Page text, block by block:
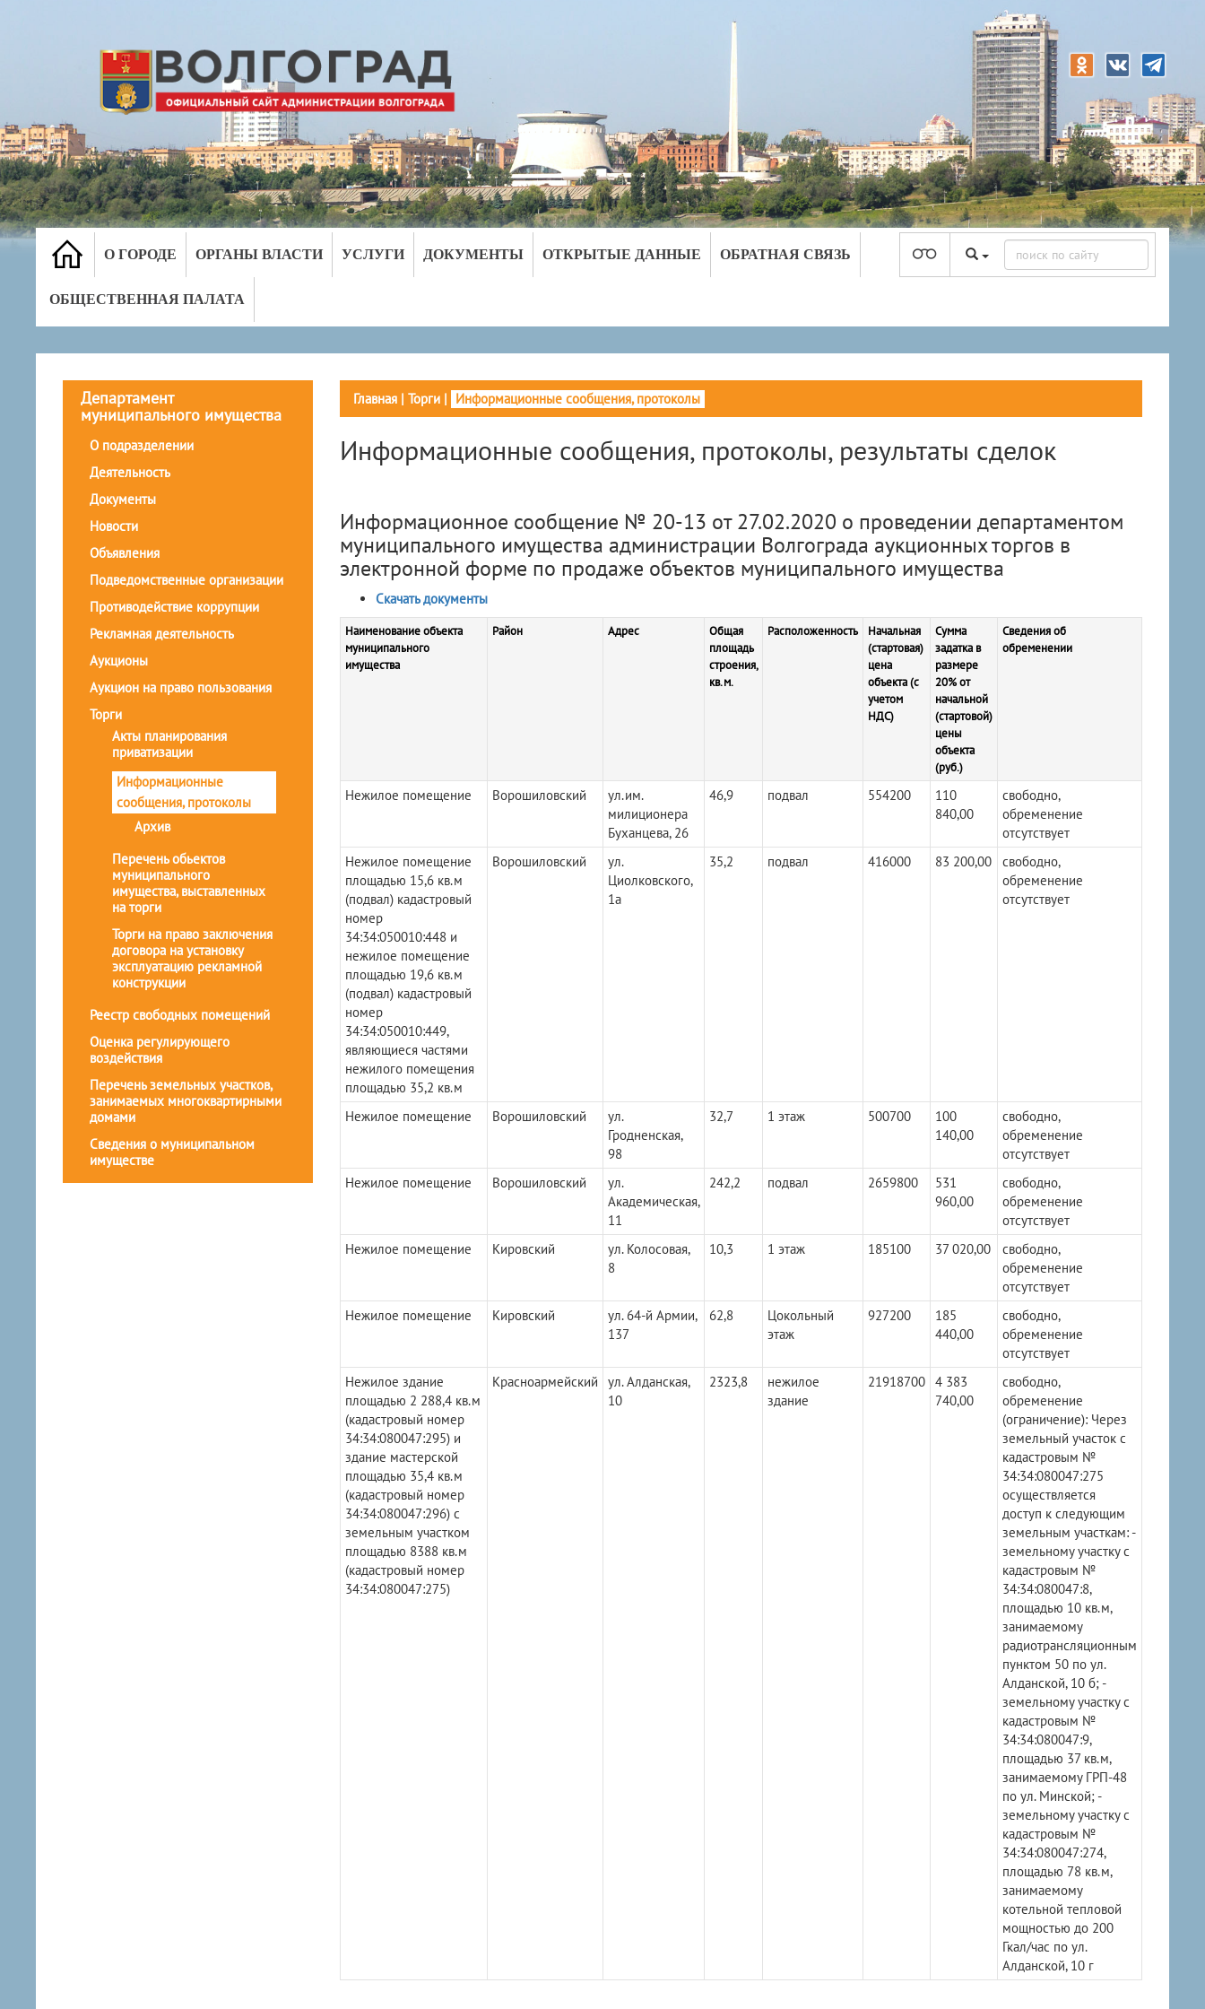
О ГОРОДЕ ОРГАНЫ ВЛАСТИ УСЛУГИ ДОКУМЕНТЫ ОТКРЫТЫЕ ДАННЫЕ ОБРАТНАЯ СВЯЗЬ
ОБЩЕСТВЕННАЯ ПАЛАТА
Департамент
муниципального имущества
О подразделении
Деятельность
Документы
Новости
Объявления
Подведомственные организации
Противодействие коррупции
Рекламная деятельность
Аукционы
Аукцион на право пользования
Торги
Акты планирования
приватизации
Информационные
сообщения, протоколы
Архив
Перечень обьектов
муниципального
имущества, выставленных
на торги
Торги на право заключения
договора на установку
эксплуатацию рекламной
конструкции
Реестр свободных помещений
Оценка регулирующего
воздействия
Перечень земельных участков,
занимаемых многоквартирными
домами
Сведения о муниципальном
имуществе
Главная| Торги| Информационные сообщения, протоколы
Информационные сообщения, протоколы, результаты сделок
Информационное сообщение № 20-13 от 27.02.2020 о проведении департаментом
муниципального имущества администрации Волгограда аукционных торгов в
электронной форме по продаже объектов муниципального имущества
Скачать документы
Наименование объекта
муниципального
имущества
Район Адрес
Общая
площадь
строения,
кв.м.
Расположенность
Начальная
(стартовая)
цена
объекта (с
учетом
НДС)
Сумма
задатка в
размере
20% от
начальной
(стартовой)
цены
объекта
(руб.)
Сведения об
обременении
Нежилое помещение Ворошиловский
ул.им.
милиционера
Буханцева, 26
46,9 подвал 554200
110
840,00
свободно,
обременение
отсутствует
Нежилое помещение
площадью 15,6 кв.м
(подвал) кадастровый
номер
34:34:050010:448 и
нежилое помещение
площадью 19,6 кв.м
(подвал) кадастровый
номер
34:34:050010:449,
являющиеся частями
нежилого помещения
площадью 35,2 кв.м
Ворошиловский
ул.
Циолковского,
1а
35,2 подвал 416000 83 200,00
свободно,
обременение
отсутствует
Нежилое помещение Ворошиловский
ул.
Гродненская,
98
32,7 1 этаж 500700
100
140,00
свободно,
обременение
отсутствует
Нежилое помещение
Ворошиловский
ул.
Академическая,
11
242,2 подвал 2659800
531
960,00
свободно,
обременение
отсутствует
Нежилое помещение
Кировский
ул. Колосовая,
8
10,3 1 этаж 185100 37 020,00
свободно,
обременение
отсутствует
Нежилое помещение
Кировский
ул. 64-й Армии,
137
62,8
Цокольный
этаж
927200
185
440,00
свободно,
обременение
отсутствует
Нежилое здание
площадью 2 288,4 кв.м
(кадастровый номер
34:34:080047:295) и
здание мастерской
площадью 35,4 кв.м
(кадастровый номер
34:34:080047:296) с
земельным участком
площадью 8388 кв.м
(кадастровый номер
34:34:080047:275)
Красноармейский
ул. Алданская,
10
2323,8
нежилое
здание
21918700
4 383
740,00
свободно,
обременение
(ограничение): Через
земельный участок с
кадастровым №
34:34:080047:275
осуществляется
доступ к следующим
земельным участкам: -
земельному участку с
кадастровым №
34:34:080047:8,
площадью 10 кв.м,
занимаемому
радиотрансляционным
пунктом 50 по ул.
Алданской, 10 б; -
земельному участку с
кадастровым №
34:34:080047:9,
площадью 37 кв.м,
занимаемому ГРП-48
по ул. Минской; -
земельному участку с
кадастровым №
34:34:080047:274,
площадью 78 кв.м,
занимаемому
котельной тепловой
мощностью до 200
Гкал/час по ул.
Алданской, 10 г